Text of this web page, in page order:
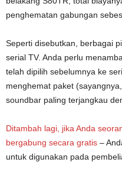
penghematan gabungan
Seperti disebutkan, berbagai
serial TV. Anda perlu
telah dipilih sebelumnya ke
menghemat paket
soundbar paling terjangkau
Ditambah lagi, jika Anda
bergabung secara gratis –
untuk digunakan pada